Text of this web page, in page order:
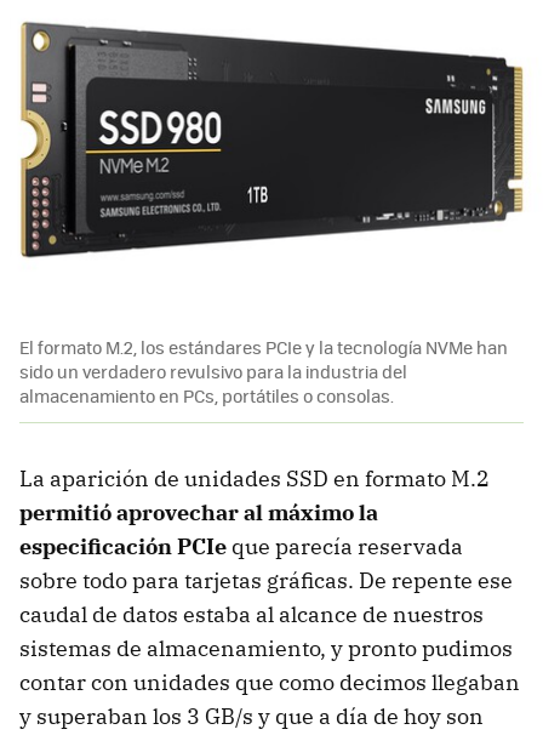
El formato M.2, los estándares PCIe y la tecnología NVMe han
sido un verdadero revulsivo para la industria del
almacenamiento en PCs, portátiles o consolas.
La aparición de unidades SSD en formato M.2
permitió aprovechar al máximo la
especificación PCIe que parecía reservada
sobre todo para tarjetas gráficas. De repente ese
caudal de datos estaba al alcance de nuestros
sistemas de almacenamiento, y pronto pudimos
contar con unidades que como decimos llegaban
y superaban los 3 GB/s y que a día de hoy son